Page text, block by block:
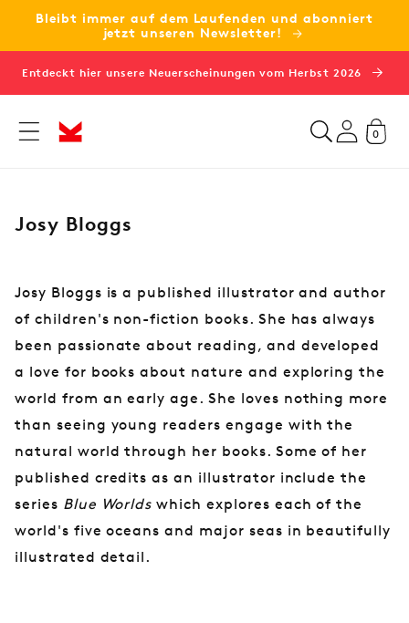
zum
Bleibt immer auf dem Laufenden und abonniert
jetzt unseren Newsletter!
Entdeckt hier unsere Neuerscheinungen vom Herbst 2026
0
K
e
g
o
i
e
:
Josy Bloggs
Josy Bloggs is a published illustrator and author
of children's non-fiction books. She has always
been passionate about reading, and developed
a love for books about nature and exploring the
world from an early age. She loves nothing more
than seeing young readers engage with the
natural world through her books. Some of her
published credits as an illustrator include the
series Blue Worlds which explores each of the
world's five oceans and major seas in beautifully
illustrated detail.